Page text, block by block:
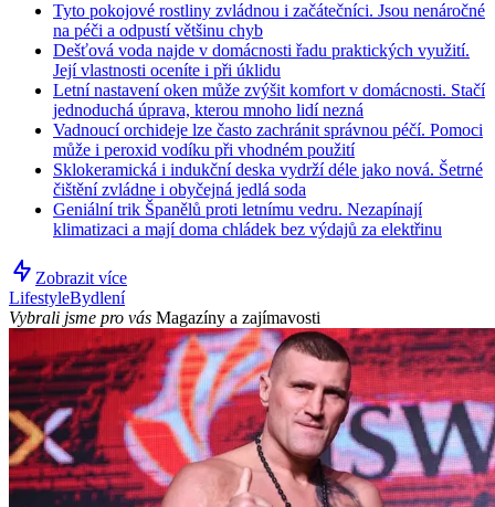
Tyto pokojové rostliny zvládnou i začátečníci. Jsou nenáročné
na péči a odpustí většinu chyb
Dešťová voda najde v domácnosti řadu praktických využití.
Její vlastnosti oceníte i při úklidu
Letní nastavení oken může zvýšit komfort v domácnosti. Stačí
jednoduchá úprava, kterou mnoho lidí nezná
Vadnoucí orchideje lze často zachránit správnou péčí. Pomoci
může i peroxid vodíku při vhodném použití
Sklokeramická i indukční deska vydrží déle jako nová. Šetrné
čištění zvládne i obyčejná jedlá soda
Geniální trik Španělů proti letnímu vedru. Nezapínají
klimatizaci a mají doma chládek bez výdajů za elektřinu
Zobrazit více
LifestyleBydlení
Vybrali jsme pro vás Magazíny a zajímavosti